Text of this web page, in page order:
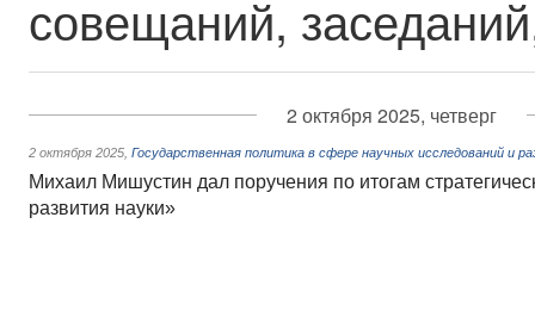
совещаний,
2 октября 2025, четверг
2 октября 2025 Государственная политика в сфере научных исследований и
Михаил Мишустин дал поручения по итогам
развития науки»